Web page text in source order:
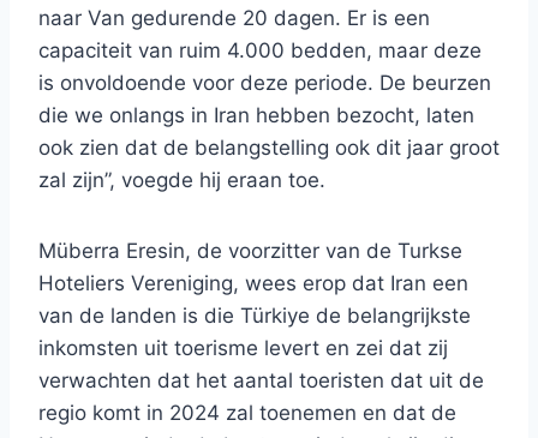
naar Van gedurende 20 dagen. Er is een
capaciteit van ruim 4.000 bedden, maar deze
is onvoldoende voor deze periode. De beurzen
die we onlangs in Iran hebben bezocht, laten
ook zien dat de belangstelling ook dit jaar groot
zal zijn”, voegde hij eraan toe.
Müberra Eresin, de voorzitter van de Turkse
Hoteliers Vereniging, wees erop dat Iran een
van de landen is die Türkiye de belangrijkste
inkomsten uit toerisme levert en zei dat zij
verwachten dat het aantal toeristen dat uit de
regio komt in 2024 zal toenemen en dat de